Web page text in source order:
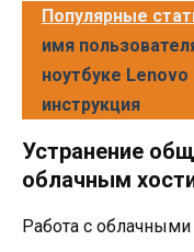
Популярные
имя
ноутбуке
инструкция
Устранение
облачным
Работа с